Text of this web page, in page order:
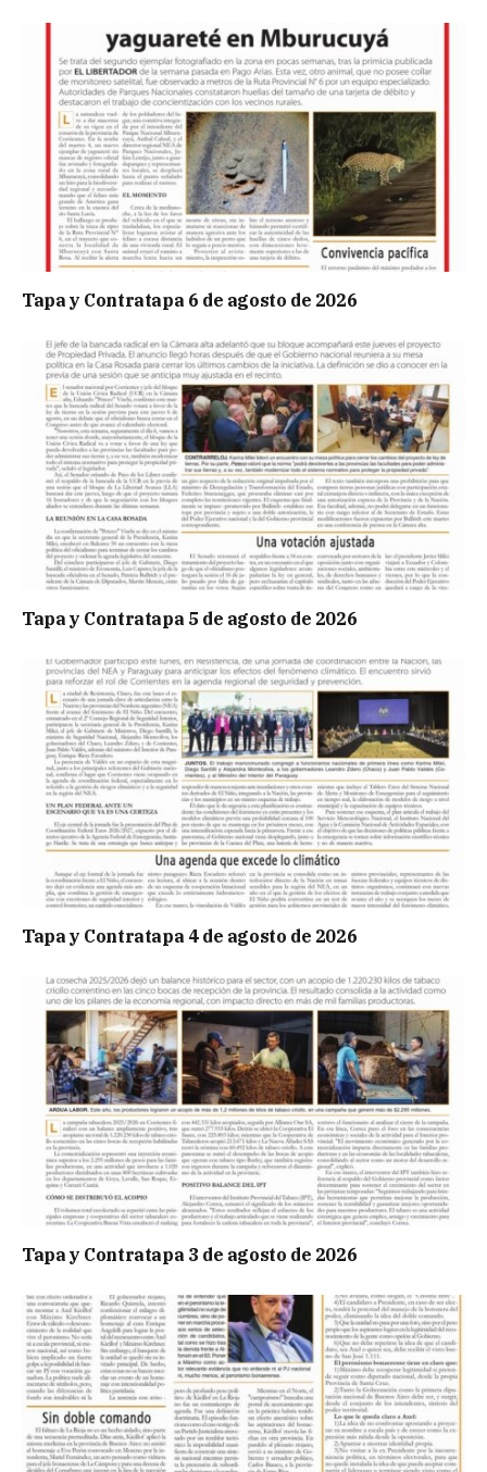
Tapa y Contratapa 6 de agosto de 2026
Tapa y Contratapa 5 de agosto de 2026
Tapa y Contratapa 4 de agosto de 2026
Tapa y Contratapa 3 de agosto de 2026